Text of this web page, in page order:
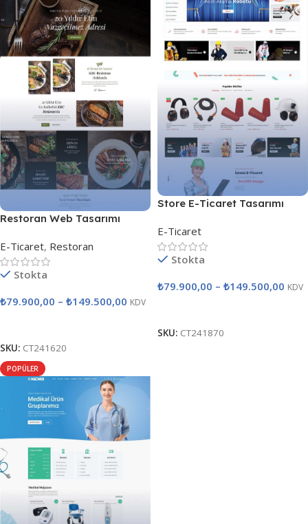
Restoran Web Tasarımı
E-Ticaret, Restoran
Stokta
₺79.900,00 – ₺149.500,00 KDV
SKU: CT241620
Store E-Ticaret Tasarımı
E-Ticaret
Stokta
₺79.900,00 – ₺149.500,00 KDV
SKU: CT241870
POPÜLER